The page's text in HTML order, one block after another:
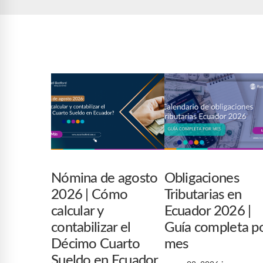
Nómina de agosto
2026 | Cómo
calcular y
contabilizar el
Décimo Cuarto
Obligaciones
Tributarias en
Ecuador 2026 |
Guía completa
mes